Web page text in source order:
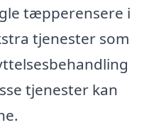
tæpperensere i
tjenester som
tjenester kan